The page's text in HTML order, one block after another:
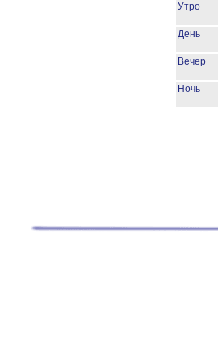
Утро
День
Вечер
Ночь